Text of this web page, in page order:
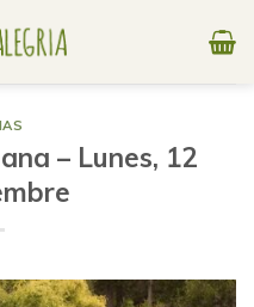
– Lunes, 12